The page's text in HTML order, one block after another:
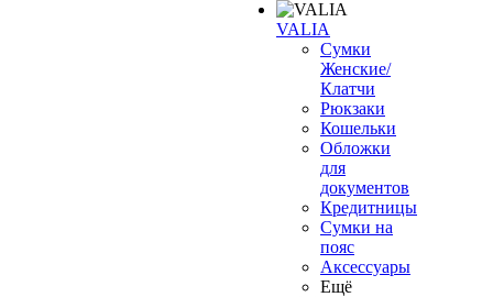
VALIA
Сумки
Женские/
Клатчи
Рюкзаки
Кошельки
Обложки
для
документов
Кредитницы
Сумки на
пояс
Аксессуары
Ещё